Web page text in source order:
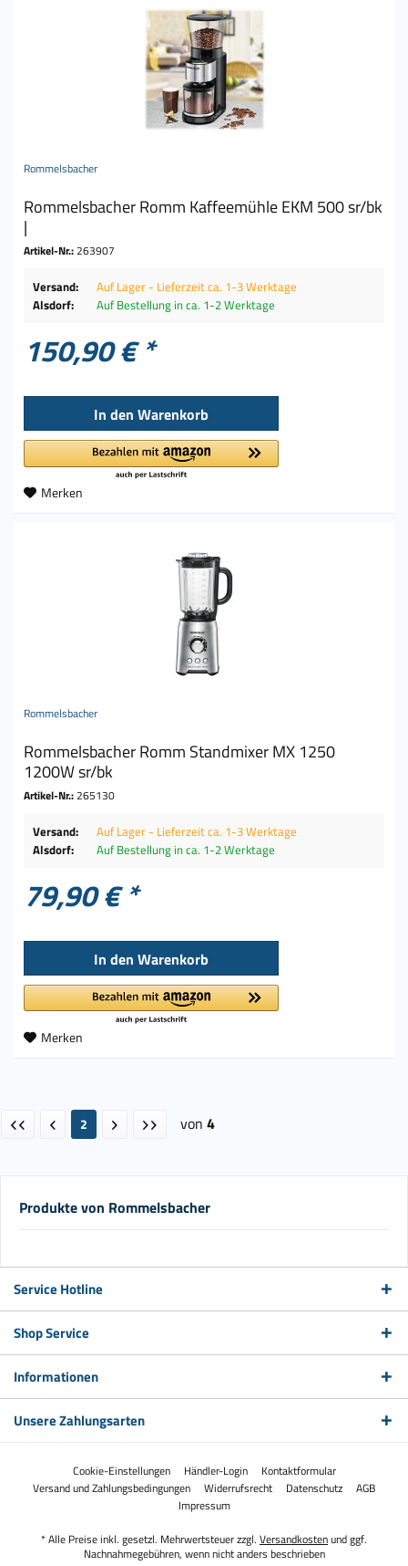
Rommelsbacher
Rommelsbacher Romm Kaffeemühle EKM 500 sr/bk
|
Artikel-Nr.:263907
Versand:
Auf Lager - Lieferzeit ca. 1-3 Werktage
Alsdorf:
Auf Bestellung in ca. 1-2 Werktage
150,90 € *
In den Warenkorb
Merken
Rommelsbacher
Rommelsbacher Romm Standmixer MX 1250
1200W sr/bk
Artikel-Nr.:265130
Versand:
Auf Lager - Lieferzeit ca. 1-3 Werktage
Alsdorf:
Auf Bestellung in ca. 1-2 Werktage
79,90 € *
In den Warenkorb
Merken
2 von 4
Produkte von Rommelsbacher
Service Hotline
Shop Service
Informationen
Unsere Zahlungsarten
Cookie-Einstellungen Händler-Login
Kontaktformular
Versand und Zahlungsbedingungen
Widerrufsrecht Datenschutz
AGB
Impressum
* Alle Preise inkl. gesetzl. Mehrwertsteuer zzgl. Versandkostenund ggf.
Nachnahmegebühren, wenn nicht anders beschrieben